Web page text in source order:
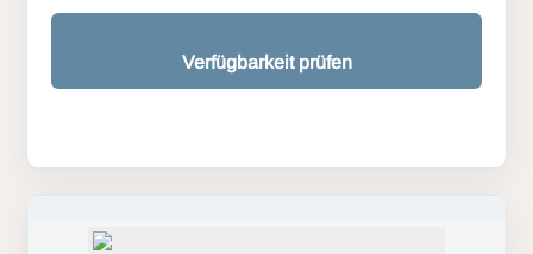
Verfügbarkeit prüfen